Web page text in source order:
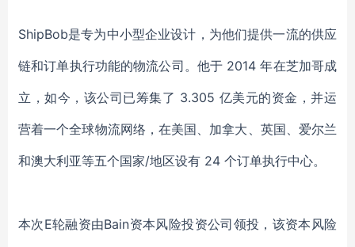
ShipBob是专为中小型企业设计，为他们提供一流的供应
链和订单执行功能的物流公司。 他于 2014 年在芝加哥成
立，如今，该公司已筹集了 3.305 亿美元的资金，并运
营着一个全球物流网络，在美国、加拿大、英国、爱尔兰
和澳大利亚等五个国家/地区设有 24 个订单执行中心。
本次E轮融资由Bain资本风险投资公司领投， 该资本风险